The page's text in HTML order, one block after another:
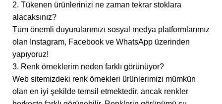
2. Tükenen ürünlerinizi ne zaman tekrar stoklara
alacaksınız?
Tüm önemli duyurularımızı sosyal medya platformlarımız
olan Instagram, Facebook ve WhatsApp üzerinden
yapıyoruz!
3. Renk örneklerim neden farklı görünüyor?
Web sitemizdeki renk örnekleri ürünlerimizi mümkün
olan en iyi şekilde temsil etmektedir, ancak renkler